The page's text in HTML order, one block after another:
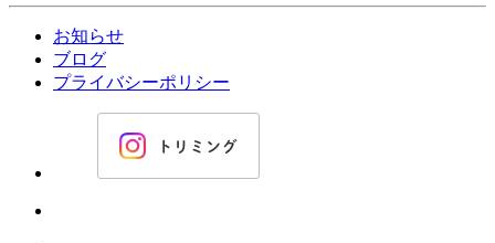
お知らせ
ブログ
プライバシーポリシー